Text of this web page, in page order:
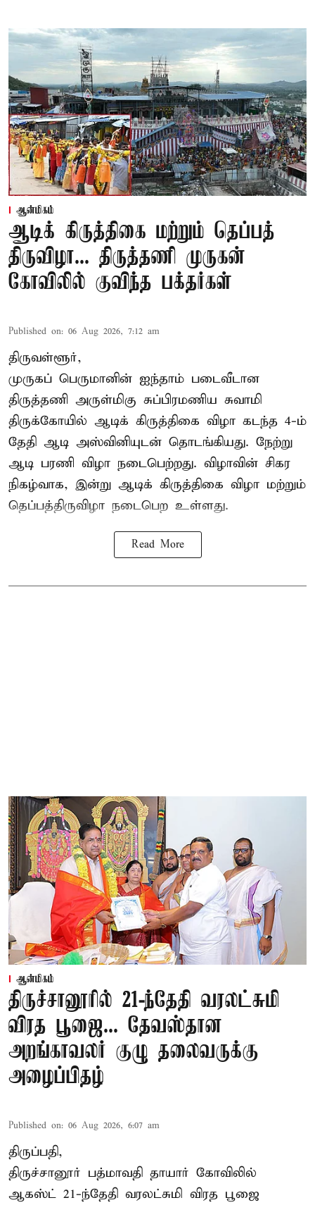
ஆன்மிகம்
ஆடிக் கிருத்திகை மற்றும் தெப்பத்
திருவிழா... திருத்தணி முருகன்
கோவிலில் குவிந்த பக்தர்கள்
Published on: 06 Aug 2026, 7:12 am
திருவள்ளூர்,
முருகப் பெருமானின் ஐந்தாம் படைவீடான
திருத்தணி அருள்மிகு சுப்பிரமணிய சுவாமி
திருக்கோயில் ஆடிக் கிருத்திகை விழா கடந்த 4-ம்
தேதி ஆடி அஸ்வினியுடன் தொடங்கியது. நேற்று
ஆடி பரணி விழா நடைபெற்றது. விழாவின் சிகர
நிகழ்வாக, இன்று ஆடிக் கிருத்திகை விழா மற்றும்
தெப்பத்திருவிழா நடைபெற உள்ளது.
Read More
ஆன்மிகம்
திருச்சானூரில் 21-ந்தேதி வரலட்சுமி
விரத பூஜை... தேவஸ்தான
அறங்காவலர் குழு தலைவருக்கு
அழைப்பிதழ்
Published on: 06 Aug 2026, 6:07 am
திருப்பதி,
திருச்சானூர் பத்மாவதி தாயார் கோவிலில்
ஆகஸ்ட் 21-ந்தேதி வரலட்சுமி விரத பூஜை